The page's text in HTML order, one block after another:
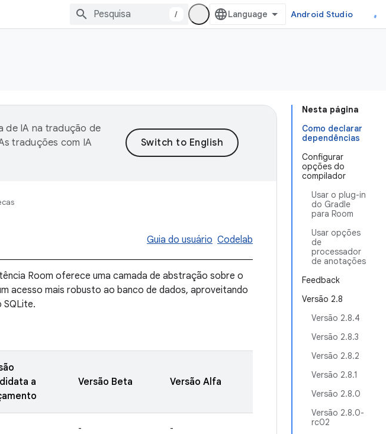
/ Android Studio
Nesta página
Como declarar
dependências
Configurar
opções do
compilador
Usar o plug-in
do Gradle
para Room
Usar opções
de
processador
de anotações
Feedback
Versão 2.8
Versão 2.8.4
Versão 2.8.3
Versão 2.8.2
Versão 2.8.1
Versão 2.8.0
Versão 2.8.0-
rc02
de IA na tradução de
traduções com IA
Guia do usuário Codelab
Room oferece uma camada de abstração sobre o
acesso mais robusto ao banco de dados, aproveitando
SQLite.
a
Versão Beta Versão Alfa
- -